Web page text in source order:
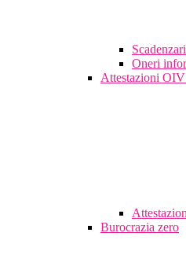
Oneri
Attestazioni OIV
Burocrazia zero